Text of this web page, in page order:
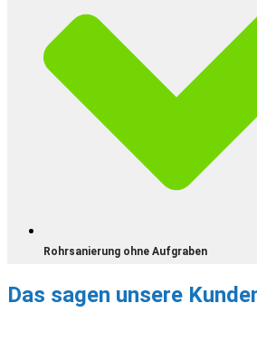
Rohrsanierung ohne Aufgraben
Das sagen unsere